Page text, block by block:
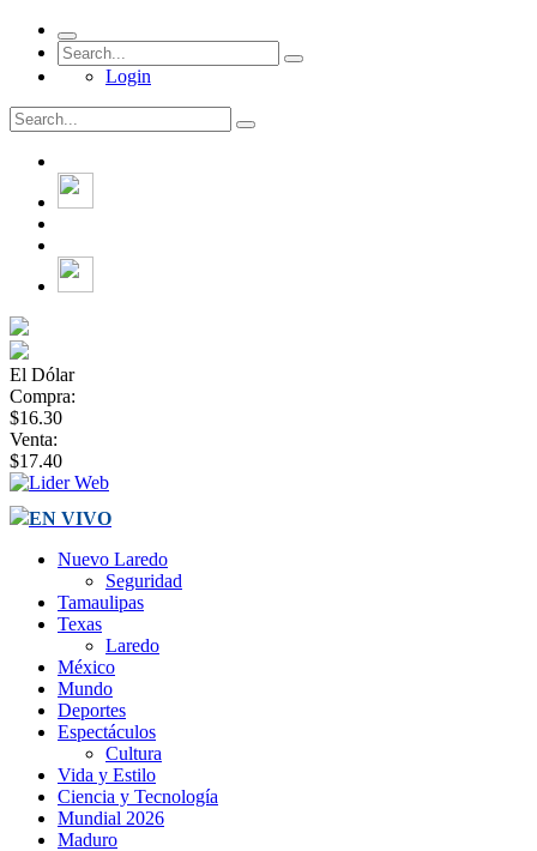
Login
El Dólar
Compra:
$16.30
Venta:
$17.40
EN VIVO
Nuevo Laredo
Seguridad
Tamaulipas
Texas
Laredo
México
Mundo
Deportes
Espectáculos
Cultura
Vida y Estilo
Ciencia y Tecnología
Mundial 2026
Maduro